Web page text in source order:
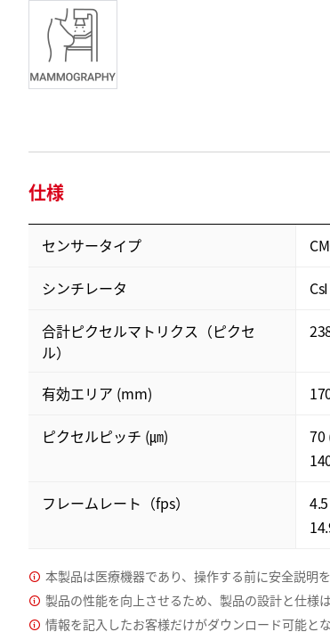
仕様
センサータイプ
シンチレータ
CsI
合計ピクセルマトリクス（ピクセ
ル）
有効エリア (mm)
ピクセルピッチ (㎛)
70
フレームレート（fps）
本製品は医療機器であり、操作する前に安全説明
製品の性能を向上させるため、製品の設計と仕様
情報を記入したお客様だけがダウンロード可能とな